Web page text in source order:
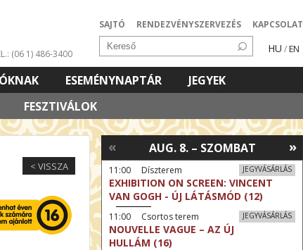
SAJTÓ RENDEZVÉNYSZERVEZÉS KAPCSOLAT
HU / EN
(06 1) 486-3400
FESZTIVÁLOK
ESEMÉNYNAPTÁR
JEGYEK
< VISSZA
»
AUG. 8. – SZOMBAT
«
JEGYVÁSÁRLÁS
11:00 Díszterem
EXHIBITION ON SCREEN: VINCENT
VAN GOGH - ÚJ LÁTÁSMÓD (12)
JEGYVÁSÁRLÁS
11:00 Csortos terem
NOUVELLE VAGUE – AZ ÚJ
HULLÁM (16)